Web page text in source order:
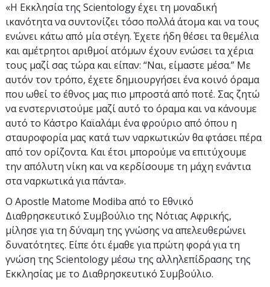
«Η Εκκλησία της Scientology έχει τη μοναδική
ικανότητα να συντονίζει τόσο πολλά άτομα και να τους
ενώνει κάτω από μία στέγη. Έχετε ήδη θέσει τα θεμέλια
και αμέτρητοι αριθμοί ατόμων έχουν ενώσει τα χέρια
τους μαζί σας τώρα και είπαν: “Ναι, είμαστε μέσα.” Με
αυτόν τον τρόπο, έχετε δημιουργήσει ένα κοινό όραμα
που ωθεί το έθνος μας πιο μπροστά από ποτέ. Σας ζητώ
να ενστερνιστούμε μαζί αυτό το όραμα και να κάνουμε
αυτό το Κάστρο Καϊαλάμι ένα φρούριο από όπου η
σταυροφορία μας κατά των ναρκωτικών θα φτάσει πέρα
από τον ορίζοντα. Και έτσι μπορούμε να επιτύχουμε
την απόλυτη νίκη και να κερδίσουμε τη μάχη ενάντια
στα ναρκωτικά για πάντα».
Ο Apostle Matome Modiba από το Εθνικό
Διαθρησκευτικό Συμβούλιο της Νότιας Αφρικής,
μίλησε για τη δύναμη της γνώσης να απελευθερώνει
δυνατότητες. Είπε ότι έμαθε για πρώτη φορά για τη
γνώση της Scientology μέσω της αλληλεπίδρασης της
Εκκλησίας με το Διαθρησκευτικό Συμβούλιο.